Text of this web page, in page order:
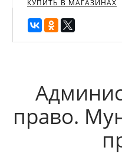
КУПИТЬ В МАГАЗИНАХ
право.